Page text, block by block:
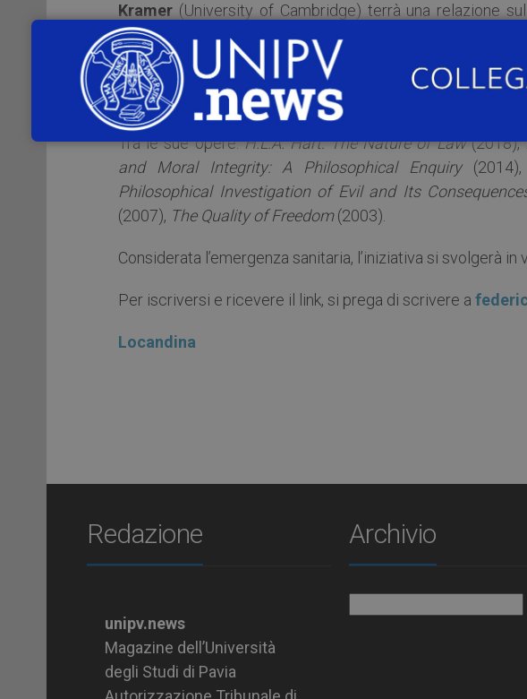
Kramer (University of Cambridge) terrà una relazione
Restraint” .
Matthew Kramer Fellow della British Academy, è
University of Cambridge eFellow
Tra le sue opere:H.L.A. Hart: The Nature of Law(2018),
and Moral Integrity: A Philosophical Enquiry(2014),
Philosophical Investigation of Evil and Its
(2007), The Quality of Freedom(2003).
Considerata l’emergenza sanitaria, l’iniziativa si svolgerà
Per iscriversi e ricevere il link, si prega di scrivere a
Locandina
Redazione
unipv.news
Magazine dell’Università
degli Studi di Pavia
Archivio